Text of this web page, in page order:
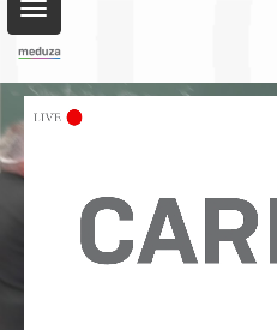
Toggle
navigation